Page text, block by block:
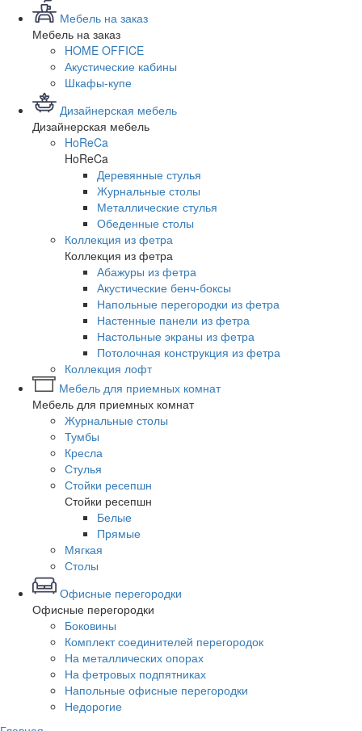
Мебель на заказ
Мебель на заказ
HOME OFFICE
Акустические кабины
Шкафы-купе
Дизайнерская мебель
Дизайнерская мебель
HoReCa
HoReCa
Деревянные стулья
Журнальные столы
Металлические стулья
Обеденные столы
Коллекция из фетра
Коллекция из фетра
Абажуры из фетра
Акустические бенч-боксы
Напольные перегородки из фетра
Настенные панели из фетра
Настольные экраны из фетра
Потолочная конструкция из фетра
Коллекция лофт
Мебель для приемных комнат
Мебель для приемных комнат
Журнальные столы
Тумбы
Кресла
Стулья
Стойки ресепшн
Стойки ресепшн
Белые
Прямые
Мягкая
Столы
Офисные перегородки
Офисные перегородки
Боковины
Комплект соединителей перегородок
На металлических опорах
На фетровых подпятниках
Напольные офисные перегородки
Недорогие